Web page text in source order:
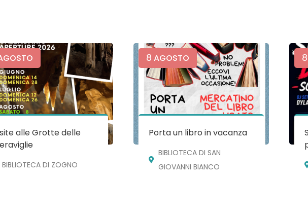
alle Grotte delle
BIBLIOTECA DI ZOGNO
8 AGOSTO
Porta un libro in vacanza
BIBLIOTECA DI SAN
GIOVANNI BIANCO
8